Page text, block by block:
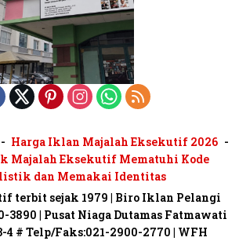
Harga Iklan Majalah Eksekutif 2026
Majalah Eksekutif Mematuhi Kode
dan Memakai Identitas
terbit sejak 1979 | Biro Iklan Pelangi
3890 | Pusat Niaga Dutamas Fatmawati
4 # Telp/Faks:021-2900-2770 | WFH